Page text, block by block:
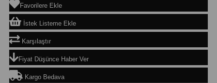
Favorilere Ekle
İstek Listeme Ekle
Karşılaştır
Fiyat Düşünce Haber Ver
Kargo Bedava